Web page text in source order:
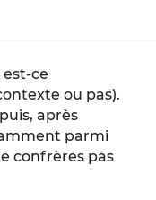
ce
ou pas).
après
parmi
confrères pas